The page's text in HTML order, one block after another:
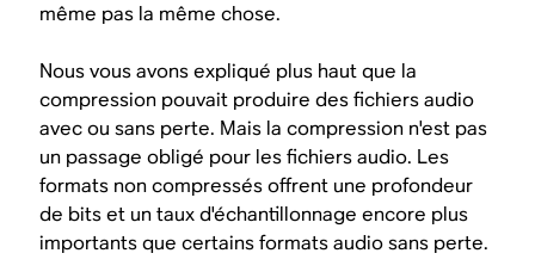
même pas la même chose.
Nous vous avons expliqué plus haut que la
compression pouvait produire des fichiers audio
avec ou sans perte. Mais la compression n'est pas
un passage obligé pour les fichiers audio. Les
formats non compressés offrent une profondeur
de bits et un taux d'échantillonnage encore plus
importants que certains formats audio sans perte.